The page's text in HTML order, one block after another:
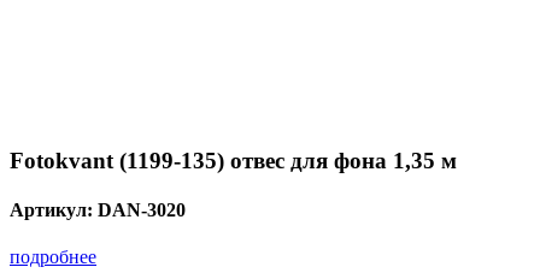
Fotokvant (1199-135) отвес для фона 1,35 м
Артикул: DAN-3020
подробнее